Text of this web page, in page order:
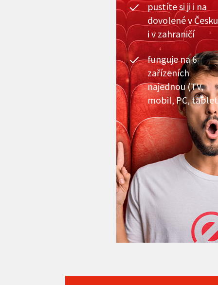
pustíte si ji i na
dovolené v Česku
i v zahraničí
funguje na 6
zařízeních
najednou (TV,
mobil, PC,